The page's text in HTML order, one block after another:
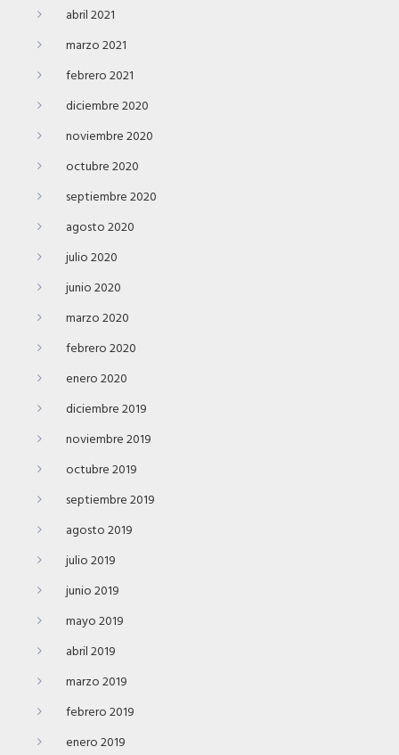
abril 2021
marzo 2021
febrero 2021
diciembre 2020
noviembre 2020
octubre 2020
septiembre 2020
agosto 2020
julio 2020
junio 2020
marzo 2020
febrero 2020
enero 2020
diciembre 2019
noviembre 2019
octubre 2019
septiembre 2019
agosto 2019
julio 2019
junio 2019
mayo 2019
abril 2019
marzo 2019
febrero 2019
enero 2019